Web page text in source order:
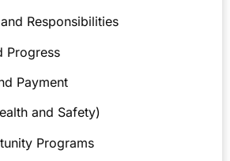
Responsibilities
Progress
Payment
and Safety)
Programs